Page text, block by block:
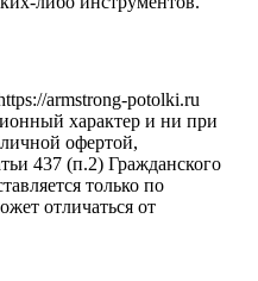
armstrong-potolki.ru
характер и ни при
офертой,
437 (п.2) Гражданского
только по
отличаться от